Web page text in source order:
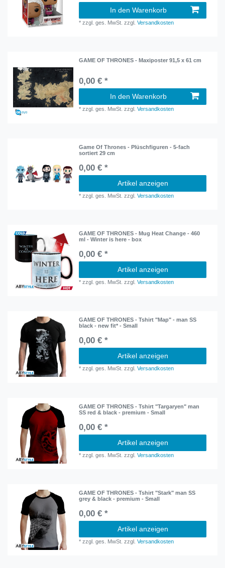
In den Warenkorb
*zzgl. ges. MwSt. zzgl.Versandkosten
GAME OF THRONES - Maxiposter 91,5 x 61 cm
0,00 € *
In den Warenkorb
*zzgl. ges. MwSt. zzgl.Versandkosten
Game Of Thrones - Plüschfiguren - 5-fach
sortiert 29 cm
0,00 € *
Artikel anzeigen
*zzgl. ges. MwSt. zzgl.Versandkosten
GAME OF THRONES - Mug Heat Change - 460
ml - Winter is here - box
0,00 € *
Artikel anzeigen
*zzgl. ges. MwSt. zzgl.Versandkosten
GAME OF THRONES - Tshirt "Map" - man SS
black - new fit* - Small
0,00 € *
Artikel anzeigen
*zzgl. ges. MwSt. zzgl.Versandkosten
GAME OF THRONES - Tshirt "Targaryen" man
SS red & black - premium - Small
0,00 € *
Artikel anzeigen
*zzgl. ges. MwSt. zzgl.Versandkosten
GAME OF THRONES - Tshirt "Stark" man SS
grey & black - premium - Small
0,00 € *
Artikel anzeigen
*zzgl. ges. MwSt. zzgl.Versandkosten